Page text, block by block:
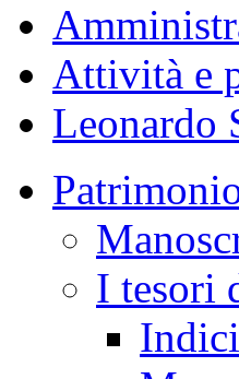
Attività e
Leonardo
I tesori
Indici